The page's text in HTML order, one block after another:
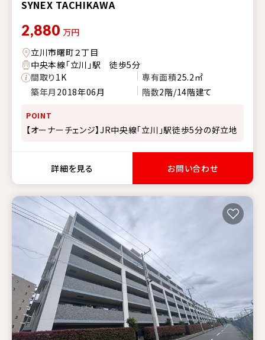
SYNEX TACHIKAWA
2,880 万円
立川市曙町２丁目
中央本線「立川」駅 徒歩5分
間取り1K 専有面積25.2㎡
築年月 2018年06月 階数2階/14階建て
POINT
【オーナーチェンジ】JR中央線「立川」駅徒歩5分の好立地
詳細を見る お問い合わせ